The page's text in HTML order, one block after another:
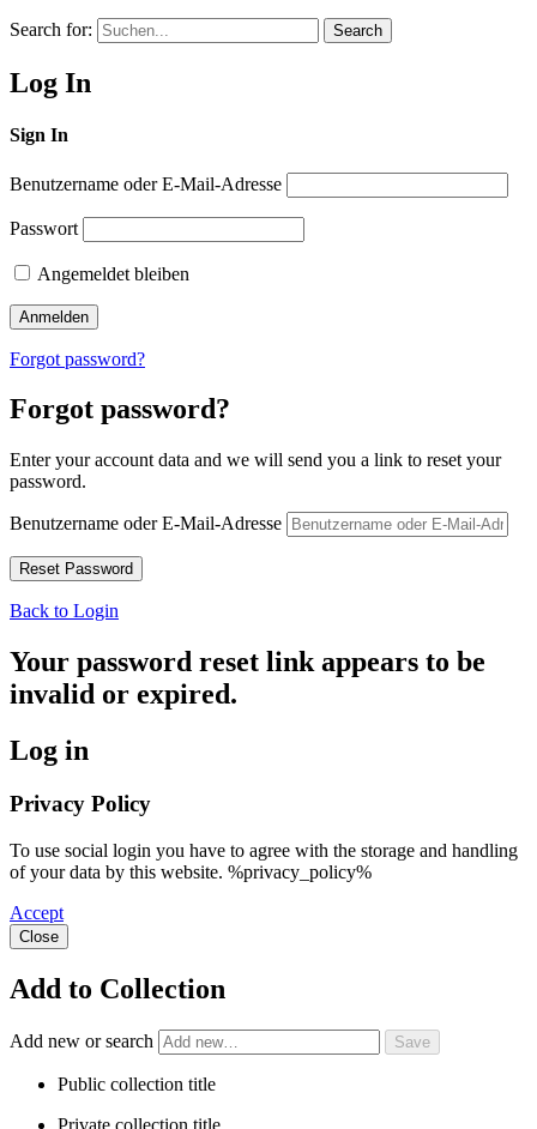
Search for: Search
Log In
Sign In
Benutzername oder E-Mail-Adresse
Passwort
Angemeldet bleiben
Forgot password?
Forgot password?
Enter your account data and we will send you a link to reset your
password.
Benutzername oder E-Mail-Adresse
Back to Login
Your password reset link appears to be
invalid or expired.
Log in
Privacy Policy
To use social login you have to agree with the storage and handling
of your data by this website. %privacy_policy%
Accept
Close
Add to Collection
Add new or search
Public collection title
Private collection title